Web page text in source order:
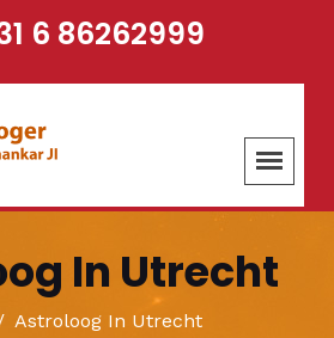
6 86262999
In Utrecht
Astroloog In Utrecht